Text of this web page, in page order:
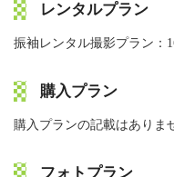
レンタルプラン
振袖レンタル撮影プラン：
購入プラン
購入プランの記載はありま
フォトプラン